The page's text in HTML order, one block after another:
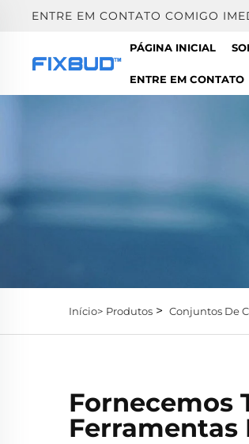
ENTRE EM CONTATO COMIGO
PÁGINA INICIAL
ENTRE EM CONTATO
Início> Produtos > Conjuntos De
Fornecemos
Ferramentas